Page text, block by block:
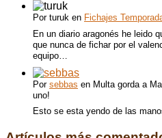
Por turuk en Fichajes
En un diario aragonés he leido
que nunca de fichar por el
equipo…
Por sebbas en Multa gorda a
uno!
Esto se esta yendo de las